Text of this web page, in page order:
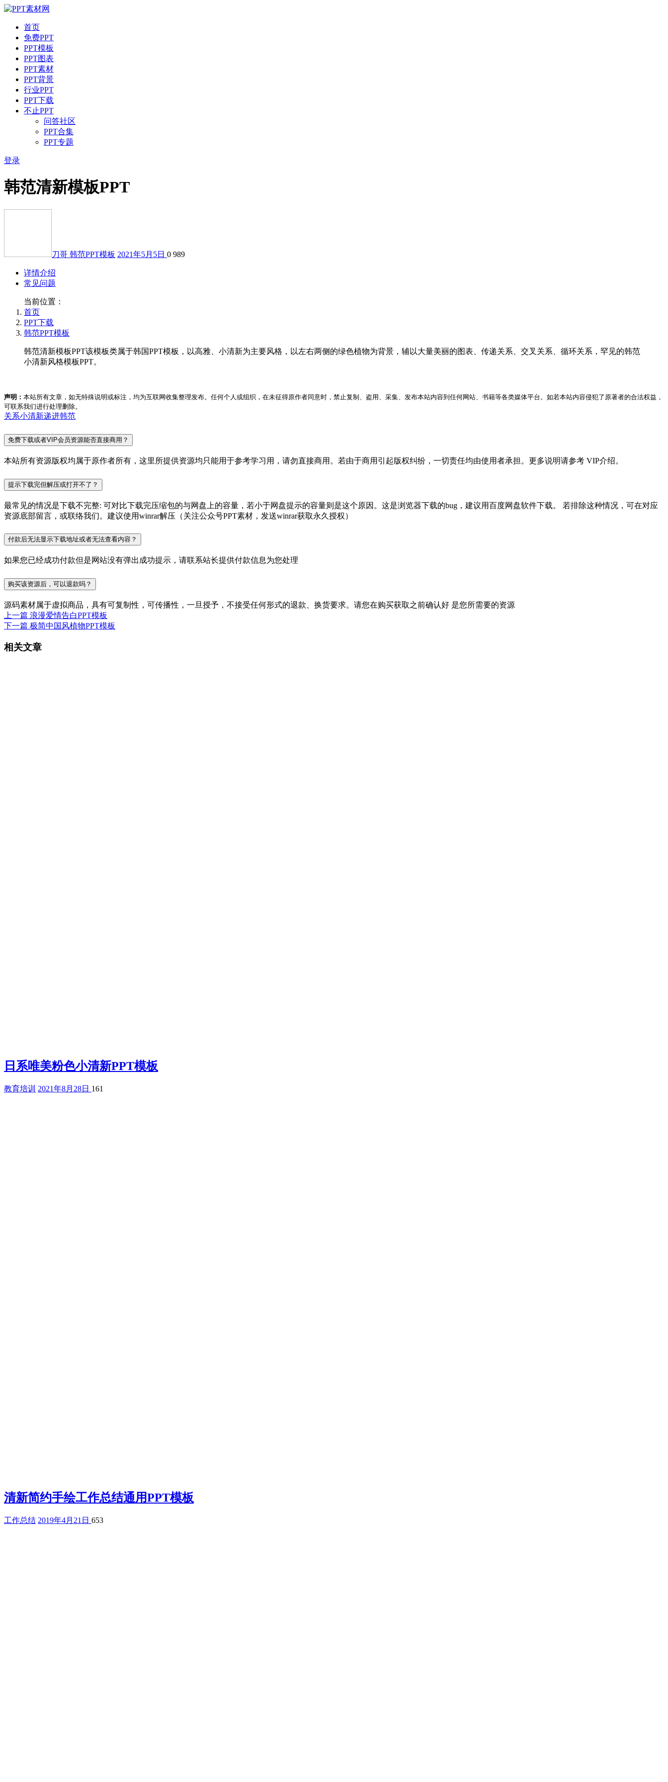
首页
免费PPT
PPT模板
PPT图表
PPT素材
PPT背景
行业PPT
PPT下载
不止PPT
问答社区
PPT合集
PPT专题
登录
韩范清新模板PPT
刀哥 韩范PPT模板 2021年5月5日 0 989
详情介绍
常见问题
当前位置：
首页
PPT下载
韩范PPT模板
韩范清新模板PPT该模板类属于韩国PPT模板，以高雅、小清新为主要风格，以左右两侧的绿色植物为背景，辅以大量美丽的图表、传递关系、交叉关系、循环关系，罕见的韩范
小清新风格模板PPT。
声明： 本站所有文章，如无特殊说明或标注，均为互联网收集整理发布。任何个人或组织，在未征得原作者同意时，禁止复制、盗用、采集、发布本站内容到任何网站、书籍等各类媒体平台。如若本站内容侵犯了原著者的合法权益，
可联系我们进行处理删除。
关系小清新递进韩范
免费下载或者VIP会员资源能否直接商用？
本站所有资源版权均属于原作者所有，这里所提供资源均只能用于参考学习用，请勿直接商用。若由于商用引起版权纠纷，一切责任均由使用者承担。更多说明请参考 VIP介绍。
提示下载完但解压或打开不了？
最常见的情况是下载不完整: 可对比下载完压缩包的与网盘上的容量，若小于网盘提示的容量则是这个原因。这是浏览器下载的bug，建议用百度网盘软件下载。 若排除这种情况，可在对应
资源底部留言，或联络我们。建议使用winrar解压（关注公众号PPT素材，发送winrar获取永久授权）
付款后无法显示下载地址或者无法查看内容？
如果您已经成功付款但是网站没有弹出成功提示，请联系站长提供付款信息为您处理
购买该资源后，可以退款吗？
源码素材属于虚拟商品，具有可复制性，可传播性，一旦授予，不接受任何形式的退款、换货要求。请您在购买获取之前确认好 是您所需要的资源
上一篇 浪漫爱情告白PPT模板
下一篇 极简中国风植物PPT模板
相关文章
日系唯美粉色小清新PPT模板
教育培训 2021年8月28日 161
清新简约手绘工作总结通用PPT模板
工作总结 2019年4月21日 653